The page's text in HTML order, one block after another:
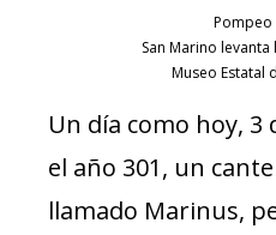
Pompeo
San Marino
Museo Estatal
Un día como hoy,
el año 301, un
llamado Marinus,